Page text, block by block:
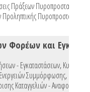
Πράξεων Πυροπροστασίας
Πυροπροστασίας
- Εγκαταστάσεων,Κυρώσεις
Συμμόρφωσης,
Καταγγελιών - Αναφορών